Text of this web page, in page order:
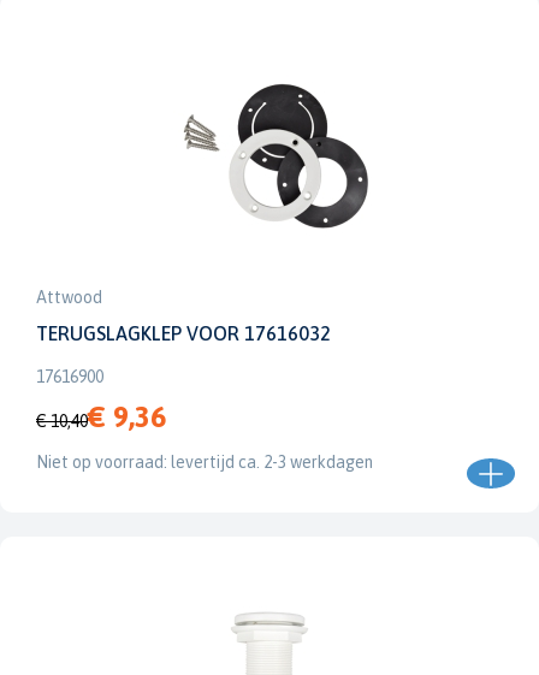
Attwood
TERUGSLAGKLEP VOOR 17616032
17616900
€ 10,40€ 9,36
Niet op voorraad: levertijd ca. 2-3 werkdagen